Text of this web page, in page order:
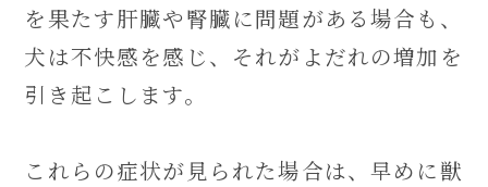
を果たす肝臓や腎臓に問題がある場合も、
犬は不快感を感じ、それがよだれの増加を
引き起こします。
これらの症状が見られた場合は、早めに獣